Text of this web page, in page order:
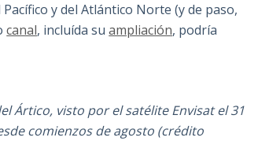
y del Atlántico Norte (y de paso,
canal, incluída suampliación, podría
Ártico, visto por el satélite Envisat el 31
comienzos de agosto (crédito